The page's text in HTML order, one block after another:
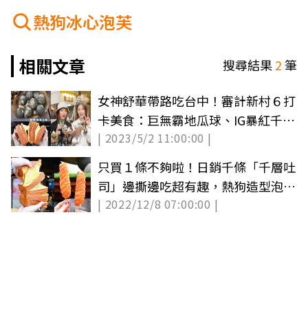
熱狗冰心泡芙
相關文章
搜尋結果2筆
女神舒華帶路吃台中！審計新村６打
卡美食：巨無霸地瓜球、IG暴紅千層
吐司
| 2023/5/2 11:00:00 |
只買１條不夠啦！日銷千條「千層吐
司」邊撕邊吃超有趣，熱狗造型泡芙
也萌翻
| 2022/12/8 07:00:00 |